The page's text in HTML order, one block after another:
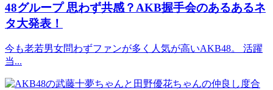
48グループ思わず共感？AKB握手会のあるあるネ
タ大発表！
今も老若男女問わずファンが多く人気が高いAKB48。 活躍
当...